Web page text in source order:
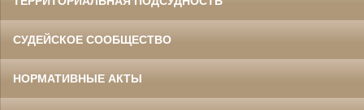
СУДЕЙСКОЕ СООБЩЕСТВО
НОРМАТИВНЫЕ АКТЫ